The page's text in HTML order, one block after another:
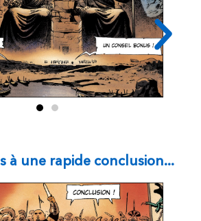
à une rapide conclusion...